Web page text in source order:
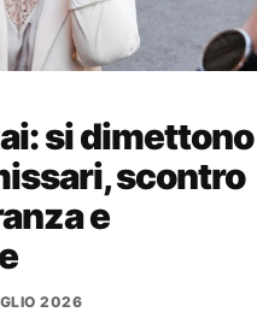
si dimettono
scontro
e
2026